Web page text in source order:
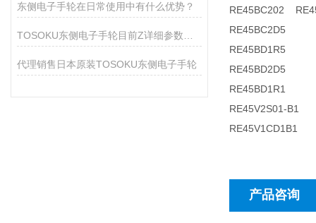
东侧电子手轮在日常使用中有什么优势？
代理销售日本原装TOSOKU东侧电子手轮
RE45BC202
RE45BC2D5
RE45BD1R5
RE45BD2D5
RE45BD1R1
RE45V2S01-B1
RE45V1CD1B1
产品咨询